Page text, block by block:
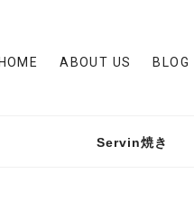
ABOUT US BLOG
Servin焼き